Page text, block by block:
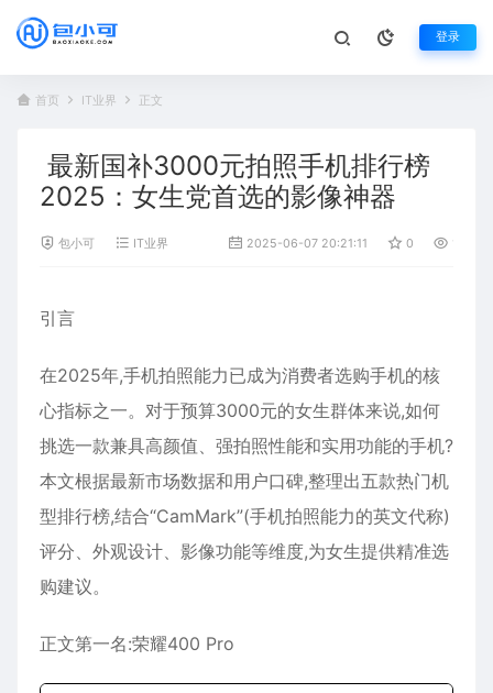
登录
首页 IT业界 正文
最新国补3000元拍照手机排行榜
2025：女生党首选的影像神器
包小可 IT业界 2025-06-07 20:21:11 0
引言
在2025年,手机拍照能力已成为消费者选购手机的核
心指标之一。对于预算3000元的女生群体来说,如何
挑选一款兼具高颜值、强拍照性能和实用功能的手机?
本文根据最新市场数据和用户口碑,整理出五款热门机
型排行榜,结合“CamMark”(手机拍照能力的英文代称)
评分、外观设计、影像功能等维度,为女生提供精准选
购建议。
正文第一名:荣耀400 Pro